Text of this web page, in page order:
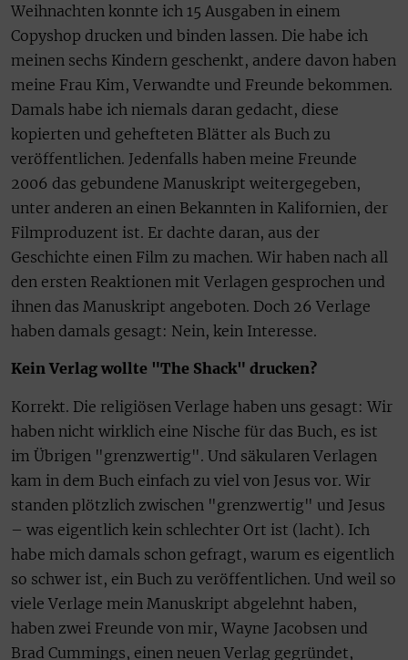
Weihnachten konnte ich 15 Ausgaben in einem
Copyshop drucken und binden lassen. Die habe ich
meinen sechs Kindern geschenkt, andere davon haben
meine Frau Kim, Verwandte und Freunde bekommen.
Damals habe ich niemals daran gedacht, diese
kopierten und gehefteten Blätter als Buch zu
veröffentlichen. Jedenfalls haben meine Freunde
2006 das gebundene Manuskript weitergegeben,
unter anderen an einen Bekannten in Kalifornien, der
Filmproduzent ist. Er dachte daran, aus der
Geschichte einen Film zu machen. Wir haben nach all
den ersten Reaktionen mit Verlagen gesprochen und
ihnen das Manuskript angeboten. Doch 26 Verlage
haben damals gesagt: Nein, kein Interesse.
Kein Verlag wollte "The Shack" drucken?
Korrekt. Die religiösen Verlage haben uns gesagt: Wir
haben nicht wirklich eine Nische für das Buch, es ist
im Übrigen "grenzwertig". Und säkularen Verlagen
kam in dem Buch einfach zu viel von Jesus vor. Wir
standen plötzlich zwischen "grenzwertig" und Jesus
– was eigentlich kein schlechter Ort ist (lacht). Ich
habe mich damals schon gefragt, warum es eigentlich
so schwer ist, ein Buch zu veröffentlichen. Und weil so
viele Verlage mein Manuskript abgelehnt haben,
haben zwei Freunde von mir, Wayne Jacobsen und
Brad Cummings, einen neuen Verlag gegründet,